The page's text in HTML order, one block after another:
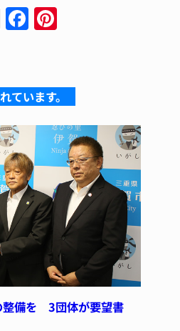
T
a
d
s
F
e
b
o
o
k
re
st
ています。
整備を 3団体が要望書